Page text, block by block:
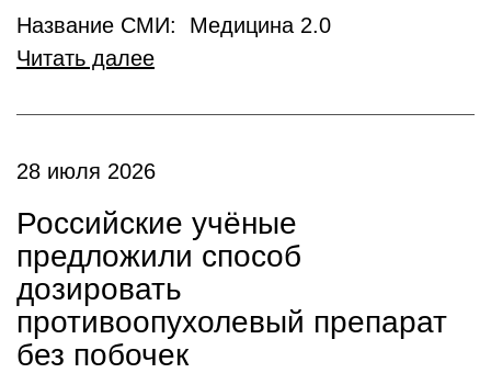
Название СМИ: Медицина 2.0
Читать далее
28 июля 2026
Российские учёные
предложили способ
дозировать
противоопухолевый препарат
без побочек